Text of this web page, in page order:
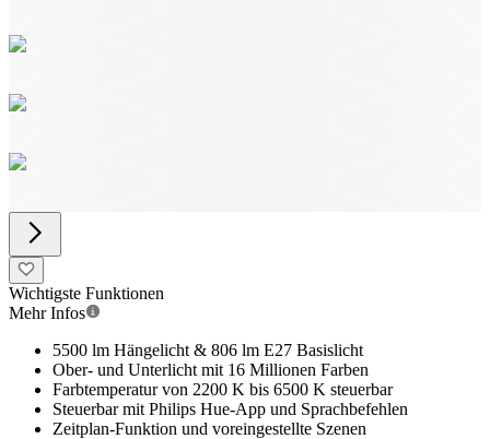
Wichtigste Funktionen
Mehr Infos
5500 lm Hängelicht & 806 lm E27 Basislicht
Ober- und Unterlicht mit 16 Millionen Farben
Farbtemperatur von 2200 K bis 6500 K steuerbar
Steuerbar mit Philips Hue-App und Sprachbefehlen
Zeitplan-Funktion und voreingestellte Szenen